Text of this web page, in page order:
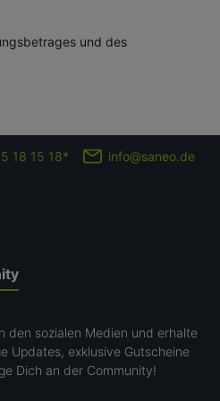
und des
18 15 18* info@saneo.de
den sozialen Medien und erhalte
Updates, exklusive Gutscheine
Dich an der Community!